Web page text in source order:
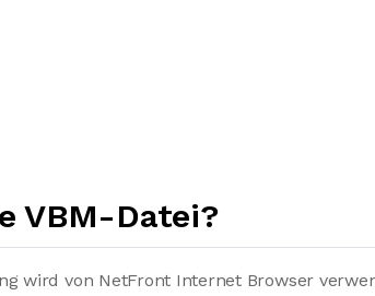
VBM-Datei?
wird von NetFront Internet Browser